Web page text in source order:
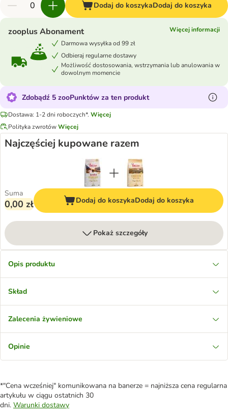
Dodaj do koszykaDodaj do koszyka
zooplus Abonament
Więcej informacji
Darmowa wysyłka od 99 zł
Odbieraj regularne dostawy
Możliwość dostosowania, wstrzymania lub anulowania w
dowolnym momencie
Zdobądź 5 zooPunktów za ten produkt
Dostawa: 1-2 dni roboczych*. Więcej
Polityka zwrotówWięcej
Najczęściej kupowane razem
Suma
0,00 zł Dodaj do koszykaDodaj do koszyka
Pokaż szczegóły
Opis produktu
Skład
Zalecenia żywieniowe
Opinie
*"Cena wcześniej" komunikowana na banerze = najniższa cena regularna
artykułu w ciągu ostatnich 30
dni. Warunki dostawy